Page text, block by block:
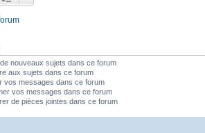
nouveaux sujets dans ce forum
aux sujets dans ce forum
vos messages dans ce forum
vos messages dans ce forum
de pièces jointes dans ce forum